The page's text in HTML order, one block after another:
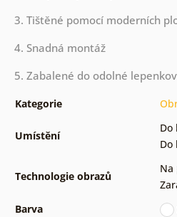
3. Tištěné pomocí moderních
4. Snadná montáž
5. Zabalené do odolné
Kategorie
Umístění
Do
Do
Technologie obrazů
Na
Barva